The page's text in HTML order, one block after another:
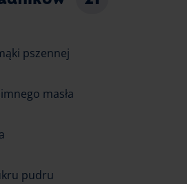
pszennej
masła
pudru